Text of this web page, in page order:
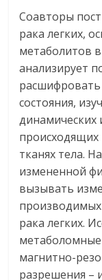
Соавторы
рака легких,
метаболитов
анализирует
расшифровать
состояния,
динамических
происходящих
тканях тела.
измененной
вызывать
рака легких.
магнитно-
разрешения –